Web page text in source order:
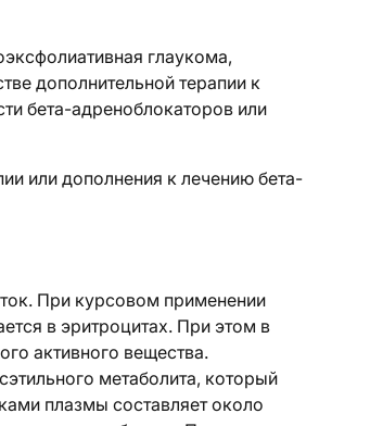
глаукома,
дополнительной терапии к
бета-адреноблокаторов или
или дополнения к лечению бета-
При курсовом применении
в эритроцитах. При этом в
активного вещества.
метаболита, который
плазмы составляет около